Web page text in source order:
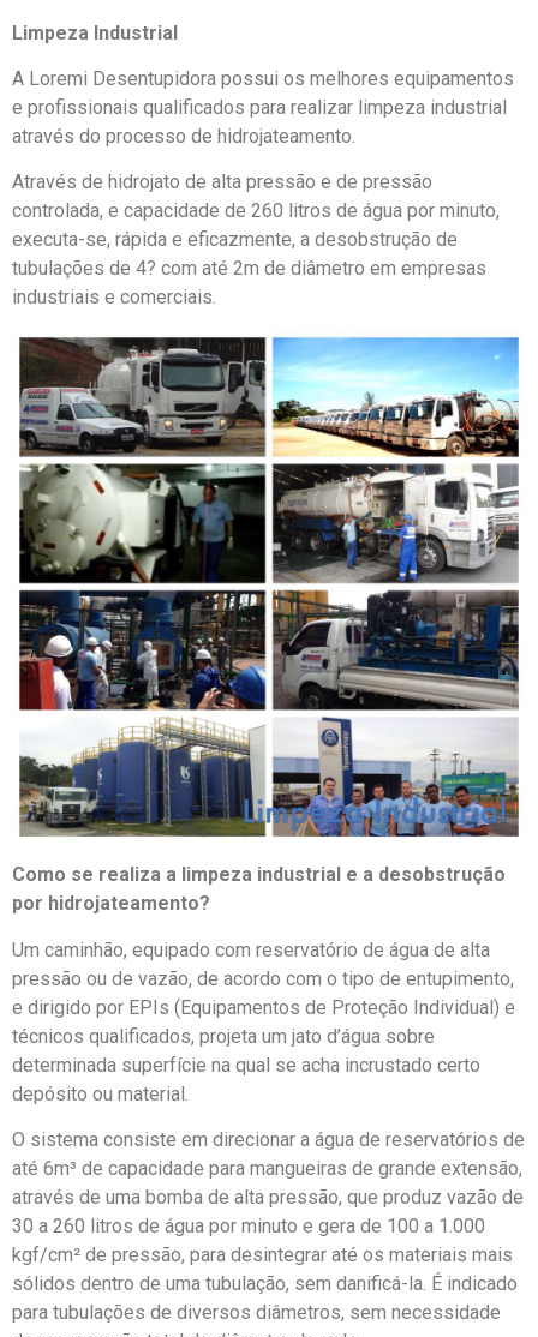
Limpeza Industrial
A Loremi Desentupidora possui os melhores equipamentos
e profissionais qualificados para realizar limpeza industrial
através do processo de hidrojateamento.
Através de hidrojato de alta pressão e de pressão
controlada, e capacidade de 260 litros de água por minuto,
executa-se, rápida e eficazmente, a desobstrução de
tubulações de 4? com até 2m de diâmetro em empresas
industriais e comerciais.
Como se realiza a limpeza industrial e a desobstrução
por hidrojateamento?
Um caminhão, equipado com reservatório de água de alta
pressão ou de vazão, de acordo com o tipo de entupimento,
e dirigido por EPIs (Equipamentos de Proteção Individual) e
técnicos qualificados, projeta um jato d’água sobre
determinada superfície na qual se acha incrustado certo
depósito ou material.
O sistema consiste em direcionar a água de reservatórios de
até 6m³ de capacidade para mangueiras de grande extensão,
através de uma bomba de alta pressão, que produz vazão de
30 a 260 litros de água por minuto e gera de 100 a 1.000
kgf/cm² de pressão, para desintegrar até os materiais mais
sólidos dentro de uma tubulação, sem danificá-la. É indicado
para tubulações de diversos diâmetros, sem necessidade